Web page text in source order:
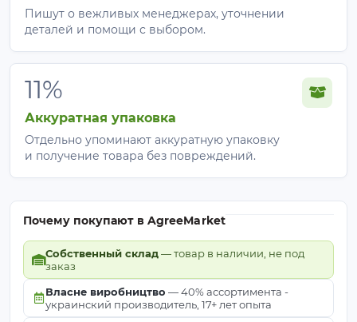
Пишут о вежливых менеджерах, уточнении
деталей и помощи с выбором.
11%
Аккуратная упаковка
Отдельно упоминают аккуратную упаковку
и получение товара без повреждений.
Почему покупают в AgreeMarket
Собственный склад— товар в наличии, не под
заказ
Власне виробництво — 40% ассортимента -
украинский производитель, 17+ лет опыта